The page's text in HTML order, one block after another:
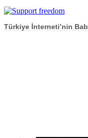
Türkiye İnterneti’nin